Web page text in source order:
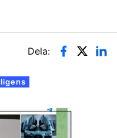
Dela: